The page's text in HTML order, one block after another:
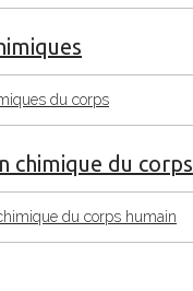
du corps
chimique du corps
du corps humain